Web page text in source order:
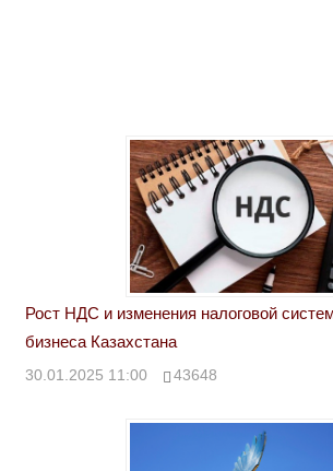
Рост НДС и изменения налоговой
бизнеса Казахстана
30.01.2025 11:00 43648